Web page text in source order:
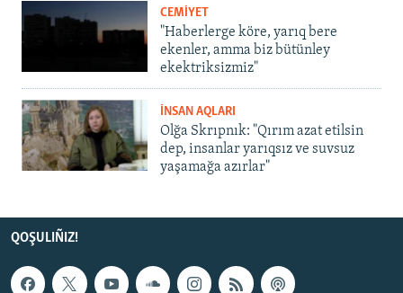
CEMİYET
"Haberlerge köre, yarıq bere
ekenler, amma biz bütünley
ekektriksizmiz"
İNSAN AQLARI
Olğa Skrıpnık: "Qırım azat etilsin
dep, insanlar yarıqsız ve suvsuz
yaşamağa azırlar"
QOŞULIÑIZ!